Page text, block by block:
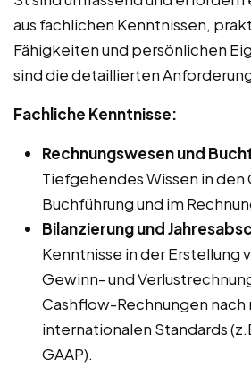
aus fachlichen Kenntnissen,
Fähigkeiten und persönlichen
sind die detaillierten
Fachliche Kenntnisse:
Rechnungswesen und
Tiefgehendes Wissen in den
Buchführung und im
Bilanzierung und
Kenntnisse in der Erstellung
Gewinn- und
Cashflow-Rechnungen nach
internationalen Standards
GAAP).